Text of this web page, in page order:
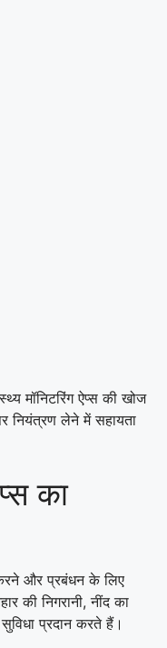
मॉनिटरिंग ऐप्स की खोज
नियंत्रण लेने में सहायता
का
करने और प्रबंधन के लिए
की निगरानी, नींद का
सुविधा प्रदान करते हैं।